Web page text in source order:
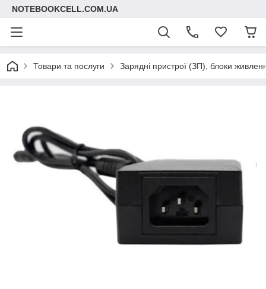
NOTEBOOKCELL.COM.UA
Товари та послуги Зарядні пристрої (ЗП), блоки